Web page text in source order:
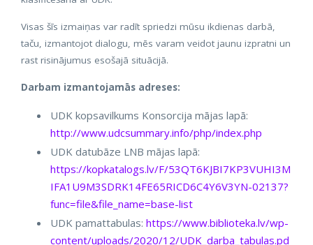
Visas šīs izmaiņas var radīt spriedzi mūsu ikdienas darbā,
taču, izmantojot dialogu, mēs varam veidot jaunu izpratni un
rast risinājumus esošajā situācijā.
Darbam izmantojamās adreses:
UDK kopsavilkums Konsorcija mājas lapā:
http://www.udcsummary.info/php/index.php
UDK datubāze LNB mājas lapā:
https://kopkatalogs.lv/F/53QT6KJBI7KP3VUHI3M
IFA1U9M3SDRK14FE65RICD6C4Y6V3YN-02137?
func=file&file_name=base-list
UDK pamattabulas: https://www.biblioteka.lv/wp-
content/uploads/2020/12/UDK_darba_tabulas.pd